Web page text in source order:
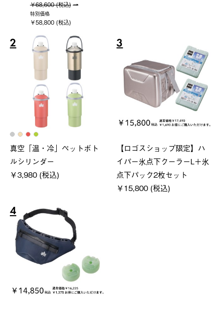
￥68,600 (税込)
特別価格
￥58,800 (税込)
2
真空「温・冷」ペットボト
ルシリンダー
￥3,980 (税込)
3
【ロゴスショップ限定】ハ
イパー氷点下クーラーL＋氷
点下パック2枚セット
￥15,800 (税込)
4